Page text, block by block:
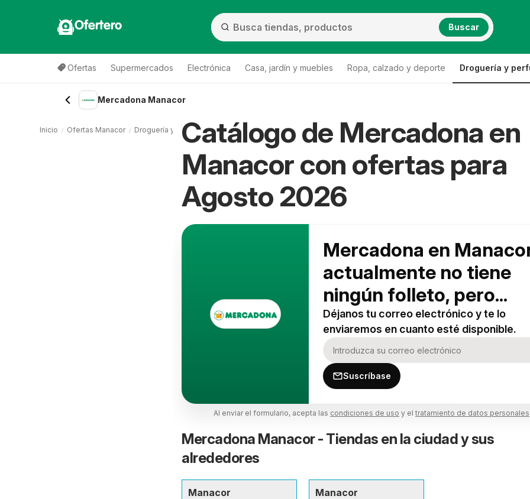
Ofertero Buscar
Ofertas Supermercados Electrónica Casa, jardín y muebles Ropa, calzado y deporte Droguería y
Mercadona Manacor
Catálogo de Mercadona en
Manacor con ofertas para
Agosto 2026
Mercadona en
actualmente no tiene
ningún folleto, pero...
Déjanos tu correo electrónico y te lo
enviaremos en cuanto esté disponible.
Suscríbase
Al enviar el formulario, acepta las condiciones de uso y el tratamiento de datos personales
Mercadona Manacor - Tiendas en la ciudad y sus
alrededores
Manacor Manacor
Inicio Ofertas Manacor Droguería y perfumería Manacor Mercadona Manacor